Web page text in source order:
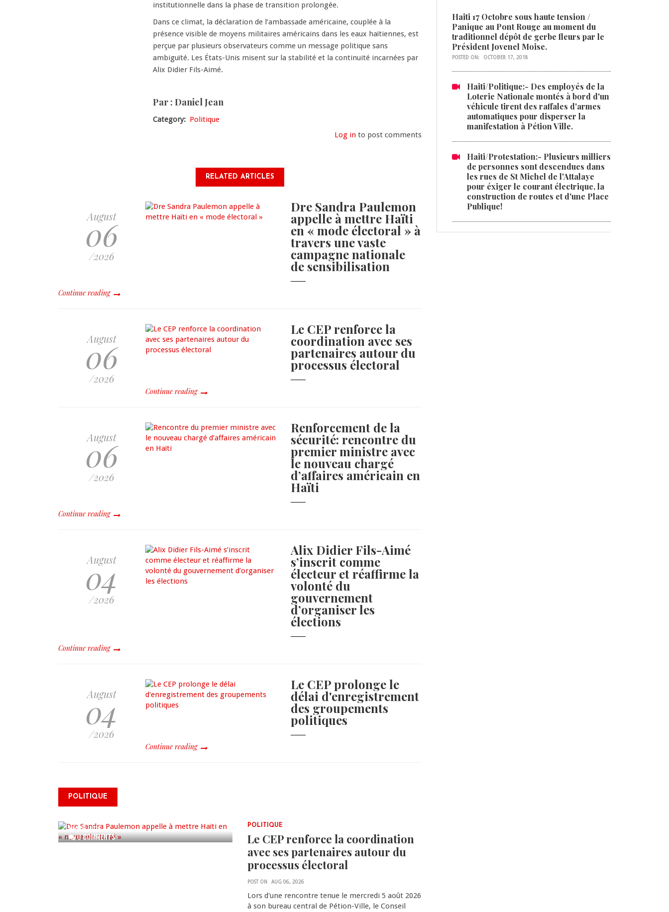
institutionnelle dans la phase de transition prolongée.
Dans ce climat, la déclaration de l’ambassade américaine, couplée à la
présence visible de moyens militaires américains dans les eaux haïtiennes, est
perçue par plusieurs observateurs comme un message politique sans
ambiguïté. Les États-Unis misent sur la stabilité et la continuité incarnées par
Alix Didier Fils-Aimé.
Par : Daniel Jean
Category
Politique
Log in to post comments
RELATED ARTICLES
August
06
/2026
Dre Sandra Paulemon
appelle à mettre Haïti
en « mode électoral » à
travers une vaste
campagne nationale
de sensibilisation
Continue reading
August
06
/2026
Le CEP renforce la
coordination avec ses
partenaires autour du
processus électoral
Continue reading
August
06
/2026
Renforcement de la
sécurité: rencontre du
premier ministre avec
le nouveau chargé
d’affaires américain en
Haïti
Continue reading
August
04
/2026
Alix Didier Fils-Aimé
s’inscrit comme
électeur et réaffirme la
volonté du
gouvernement
d’organiser les
élections
Continue reading
August
04
/2026
Le CEP prolonge le
délai d'enregistrement
des groupements
politiques
Continue reading
POLITIQUE
0 COMMENTS
électoral » à travers une vaste
campagne nationale de
AUG 06, 2026
POLITIQUE
Le CEP renforce la coordination
avec ses partenaires autour du
processus électoral
POST ON AUG 06, 2026
Lors d'une rencontre tenue le mercredi 5 août 2026
à son bureau central de Pétion-Ville, le Conseil
Haiti 17 Octobre sous haute tension /
Panique au Pont Rouge au moment du
traditionnel dépôt de gerbe fleurs par le
Président Jovenel Moise.
POSTED ON: OCTOBER 17, 2018
Haiti/Politique:- Des employés de la
Loterie Nationale montés à bord d'un
véhicule tirent des raffales d'armes
automatiques pour disperser la
manifestation à Pétion Ville.
Haiti/Protestation:- Plusieurs milliers
de personnes sont descendues dans
les rues de St Michel de l'Attalaye
pour éxiger le courant électrique, la
construction de routes et d'une Place
Publique!